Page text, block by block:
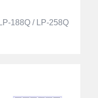
188Q / LP-258Q